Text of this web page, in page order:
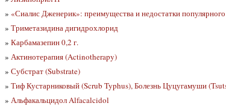
» «Сиалис Дженерик»: преимущества и недостатки
» Триметазидина дигидрохлорид
» Карбамазепин 0,2 г.
» Актинотерапия (Actinotherapy)
» Субстрат (Substrate)
» Тиф Кустарниковый (Scrub Typhus), Болезнь Цуцугамуши
» Альфакальцидол Alfacalcidol